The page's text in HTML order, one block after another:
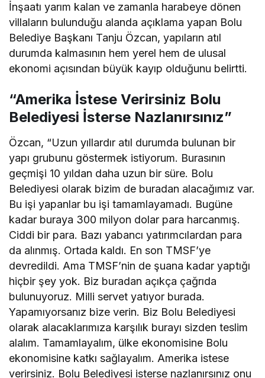
İnşaatı yarım kalan ve zamanla harabeye dönen
villaların bulunduğu alanda açıklama yapan Bolu
Belediye Başkanı Tanju Özcan, yapıların atıl
durumda kalmasının hem yerel hem de ulusal
ekonomi açısından büyük kayıp olduğunu belirtti.
“Amerika İstese Verirsiniz Bolu
Belediyesi İsterse Nazlanırsınız”
Özcan, “Uzun yıllardır atıl durumda bulunan bir
yapı grubunu göstermek istiyorum. Burasının
geçmişi 10 yıldan daha uzun bir süre. Bolu
Belediyesi olarak bizim de buradan alacağımız var.
Bu işi yapanlar bu işi tamamlayamadı. Bugüne
kadar buraya 300 milyon dolar para harcanmış.
Ciddi bir para. Bazı yabancı yatırımcılardan para
da alınmış. Ortada kaldı. En son TMSF’ye
devredildi. Ama TMSF’nin de şuana kadar yaptığı
hiçbir şey yok. Biz buradan açıkça çağrıda
bulunuyoruz. Milli servet yatıyor burada.
Yapamıyorsanız bize verin. Biz Bolu Belediyesi
olarak alacaklarımıza karşılık burayı sizden teslim
alalım. Tamamlayalım, ülke ekonomisine Bolu
ekonomisine katkı sağlayalım. Amerika istese
verirsiniz. Bolu Belediyesi isterse nazlanırsınız onu